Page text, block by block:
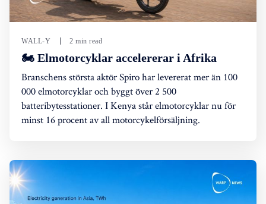
WALL-Y 2 min read
🏍️ Elmotorcyklar accelererar i Afrika
Branschens största aktör Spiro har levererat mer än 100
000 elmotorcyklar och byggt över 2 500
batteribytesstationer. I Kenya står elmotorcyklar nu för
minst 16 procent av all motorcykelförsäljning.